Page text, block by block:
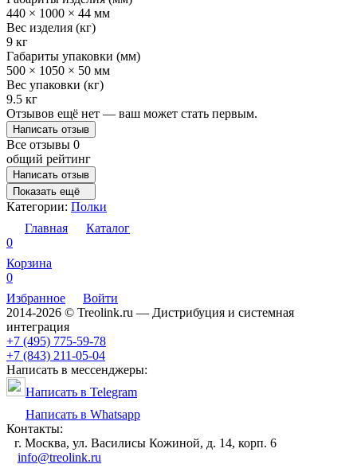
440 × 1000 × 44 мм
Вес изделия (кг)
9 кг
Габариты упаковки (мм)
500 × 1050 × 50 мм
Вес упаковки (кг)
9.5 кг
Отзывов ещё нет — ваш может стать первым.
Написать отзыв
Все отзывы 0
общий рейтинг
Написать отзыв
Показать ещё
Категории: Полки
Главная
Каталог
0
Корзина
0
Избранное
Войти
2014-2026 © Treolink.ru — Дистрибуция и системная
интеграция
+7 (495) 775-59-78
+7 (843) 211-05-04
Написать в мессенджеры:
Написать в Telegram
Написать в Whatsapp
Контакты:
г. Москва, ул. Василисы Кожиной, д. 14, корп. 6
info@treolink.ru